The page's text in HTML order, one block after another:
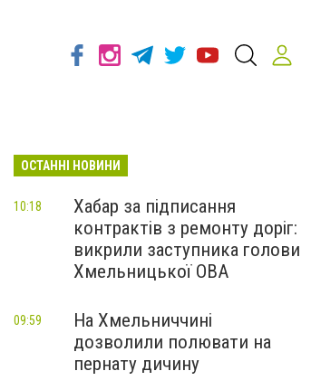
ОСТАННІ НОВИНИ
Хабар за підписання
контрактів з ремонту доріг:
викрили заступника голови
Хмельницької ОВА
10:18
На Хмельниччині
дозволили полювати на
пернату дичину
09:59